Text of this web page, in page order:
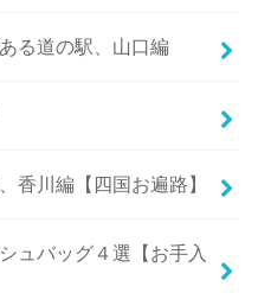
る道の駅、山口編
香川編【四国お遍路】
ュバッグ４選【お手入